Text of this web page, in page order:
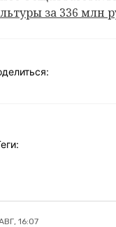
за 336 млн
16:07